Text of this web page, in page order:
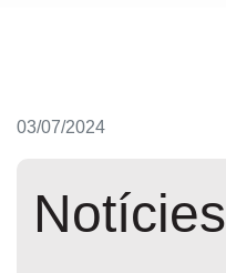
03/07/2024
Notícies